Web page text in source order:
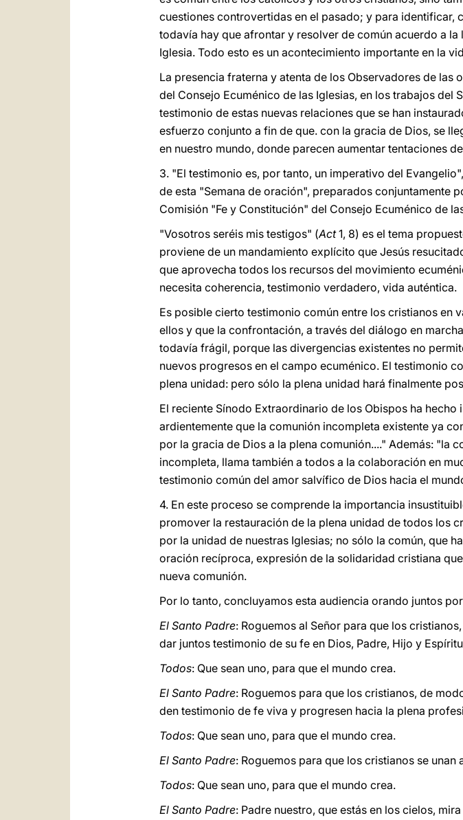
cuestiones controvertidas en el pasado; y para
todavía hay que afrontar y resolver de común acuerdo a
Iglesia. Todo esto es un acontecimiento importante en la
La presencia fraterna y atenta de los Observadores de las
del Consejo Ecuménico de las Iglesias, en los trabajos
testimonio de estas nuevas relaciones que se han
esfuerzo conjunto a fin de que. con la gracia de Dios, se
en nuestro mundo, donde parecen aumentar tentaciones
3. "El testimonio es, por tanto, un imperativo del
de esta "Semana de oración", preparados conjuntamente
Comisión "Fe y Constitución" del Consejo Ecuménico de
"Vosotros seréis mis testigos" (Act1, 8) es el tema
proviene de un mandamiento explícito que Jesús
que aprovecha todos los recursos del movimiento
necesita coherencia, testimonio verdadero, vida auténtica.
Es posible cierto testimonio común entre los cristianos en
ellos y que la confrontación, a través del diálogo en
todavía frágil, porque las divergencias existentes no
nuevos progresos en el campo ecuménico. El testimonio
plena unidad: pero sólo la plena unidad hará finalmente
El reciente Sínodo Extraordinario de los Obispos ha
ardientemente que la comunión incompleta existente ya
por la gracia de Dios a la plena comunión...." Además: "la
incompleta, llama también a todos a la colaboración en
testimonio común del amor salvífico de Dios hacia el
4. En este proceso se comprende la importancia
promover la restauración de la plena unidad de todos los
por la unidad de nuestras Iglesias; no sólo la común, que
oración recíproca, expresión de la solidaridad cristiana
nueva comunión.
Por lo tanto, concluyamos esta audiencia orando juntos
El Santo Padre: Roguemos al Señor para que los
dar juntos testimonio de su fe en Dios, Padre, Hijo y
Todos: Que sean uno, para que el mundo crea.
El Santo Padre: Roguemos para que los cristianos, de
den testimonio de fe viva y progresen hacia la plena
Todos: Que sean uno, para que el mundo crea.
El Santo Padre: Roguemos para que los cristianos se
Todos: Que sean uno, para que el mundo crea.
El Santo Padre: Padre nuestro, que estás en los cielos,